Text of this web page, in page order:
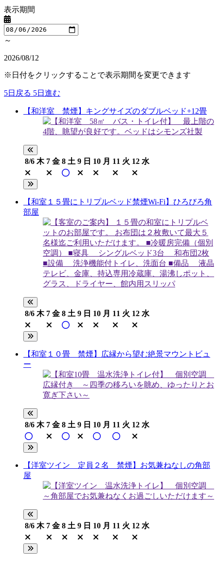
表示期間
～
2026/08/12
※日付をクリックすることで表示期間を変更できます
5日戻る 5日進む
【和洋室 禁煙】キングサイズのダブルベッド+12畳
8/6 木 7 金 8 土 9 日 10 月 11 火 12 水
【和室１５畳にトリプルベッド禁煙Wi-Fi】ひろびろ角
部屋
8/6 木 7 金 8 土 9 日 10 月 11 火 12 水
【和室１０畳 禁煙】広縁から望む絶景マウントビュ
ー
8/6 木 7 金 8 土 9 日 10 月 11 火 12 水
【洋室ツイン 定員２名 禁煙】お気兼ねなしの角部
屋
8/6 木 7 金 8 土 9 日 10 月 11 火 12 水